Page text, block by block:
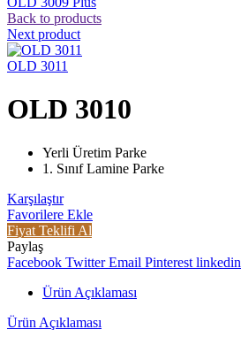
Back to products
Next product
OLD 3011
OLD 3010
Yerli Üretim Parke
1. Sınıf Lamine Parke
Karşılaştır
Favorilere Ekle
Fiyat Teklifi Al
Paylaş
Facebook Twitter Email Pinterest linkedin
Ürün Açıklaması
Ürün Açıklaması